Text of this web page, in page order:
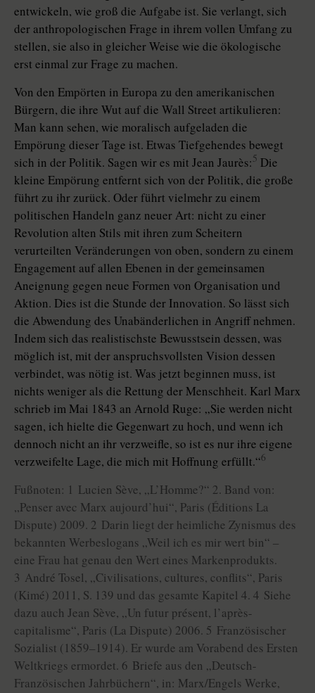
entwickeln, wie groß die Aufgabe ist. Sie verlangt, sich
der anthropologischen Frage in ihrem vollen Umfang zu
stellen, sie also in gleicher Weise wie die ökologische
erst einmal zur Frage zu machen.
Von den Empörten in Europa zu den amerikanischen
Bürgern, die ihre Wut auf die Wall Street artikulieren:
Man kann sehen, wie moralisch aufgeladen die
Empörung dieser Tage ist. Etwas Tiefgehendes bewegt
sich in der Politik. Sagen wir es mit Jean Jaurès:5 Die
kleine Empörung entfernt sich von der Politik, die große
führt zu ihr zurück. Oder führt vielmehr zu einem
politischen Handeln ganz neuer Art: nicht zu einer
Revolution alten Stils mit ihren zum Scheitern
verurteilten Veränderungen von oben, sondern zu einem
Engagement auf allen Ebenen in der gemeinsamen
Aneignung gegen neue Formen von Organisation und
Aktion. Dies ist die Stunde der Innovation. So lässt sich
die Abwendung des Unabänderlichen in Angriff nehmen.
Indem sich das realistischste Bewusstsein dessen, was
möglich ist, mit der anspruchsvollsten Vision dessen
verbindet, was nötig ist. Was jetzt beginnen muss, ist
nichts weniger als die Rettung der Menschheit. Karl Marx
schrieb im Mai 1843 an Arnold Ruge: „Sie werden nicht
sagen, ich hielte die Gegenwart zu hoch, und wenn ich
dennoch nicht an ihr verzweifle, so ist es nur ihre eigene
verzweifelte Lage, die mich mit Hoffnung erfüllt.“6
Fußnoten: 1 Lucien Sève, „L’Homme?“ 2. Band von:
„Penser avec Marx aujourd’hui“, Paris (Éditions La
Dispute) 2009. 2 Darin liegt der heimliche Zynismus des
bekannten Werbeslogans „Weil ich es mir wert bin“ –
eine Frau hat genau den Wert eines Markenprodukts.
3 André Tosel, „Civilisations, cultures, conflits“, Paris
(Kimé) 2011, S. 139 und das gesamte Kapitel 4. 4 Siehe
dazu auch Jean Sève, „Un futur présent, l’après-
capitalisme“, Paris (La Dispute) 2006. 5 Französischer
Sozialist (1859–1914). Er wurde am Vorabend des Ersten
Weltkriegs ermordet. 6 Briefe aus den „Deutsch-
Französischen Jahrbüchern“, in: Marx/Engels Werke,